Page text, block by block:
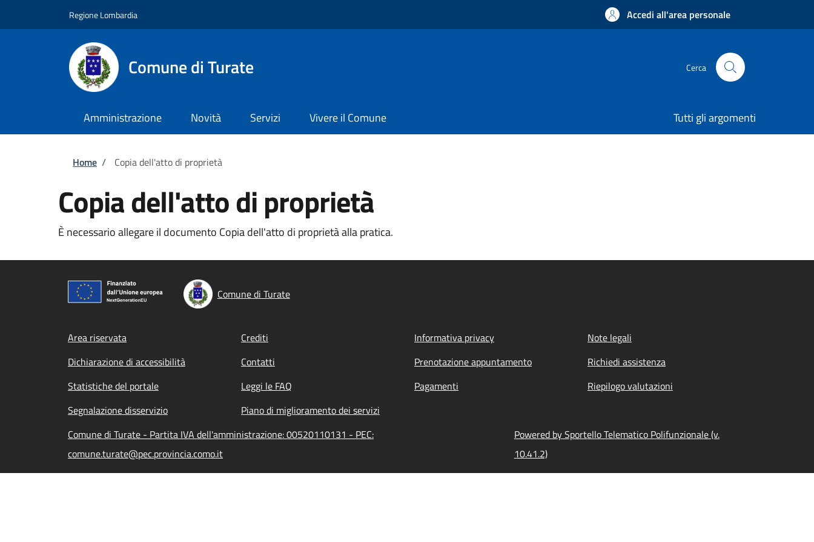
Regione Lombardia Accedi all'area personale
Comune di Turate Cerca
Amministrazione Novità Servizi Vivere il Comune Tutti gli argomenti
Briciole di pane
Home / Copia dell'atto di proprietà
Copia dell'atto di proprietà
È necessario allegare il documento Copia dell'atto di proprietà alla pratica.
Comune di Turate
Footer menu
Area riservata Crediti Informativa privacy
Note legali
Dichiarazione di accessibilità
Contatti Prenotazione appuntamento
Richiedi assistenza
Statistiche del portale
Leggi le FAQ Pagamenti
Riepilogo valutazioni
Segnalazione disservizio
Piano di miglioramento dei servizi
Comune di Turate - Partita IVA dell'amministrazione: 00520110131 - PEC:
comune.turate@pec.provincia.como.it
Powered by Sportello Telematico Polifunzionale (v.
10.41.2)